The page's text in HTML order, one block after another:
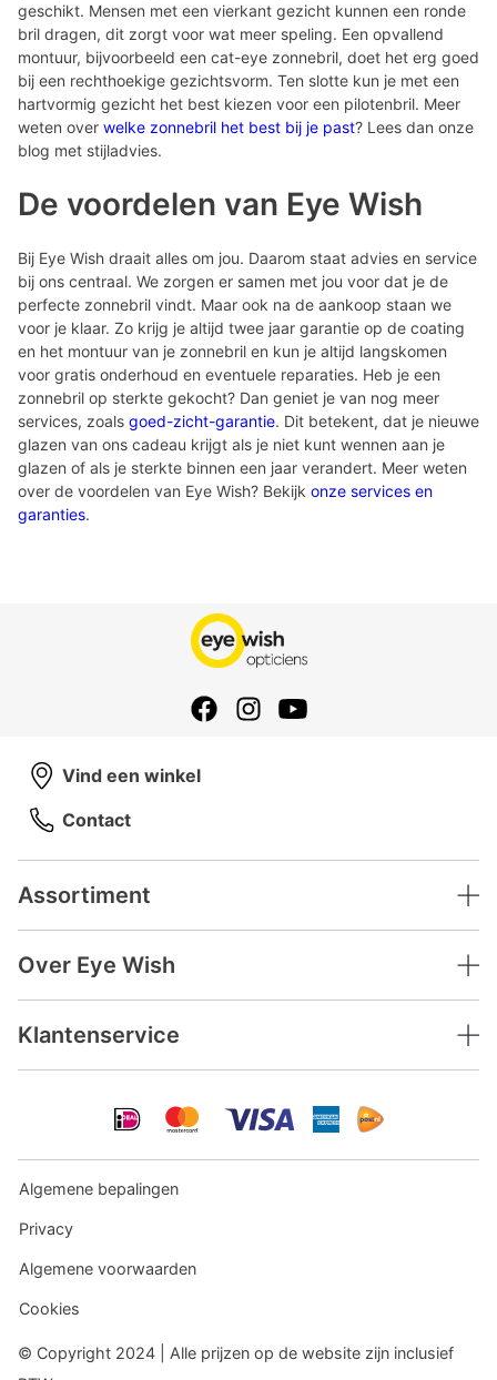
geschikt. Mensen met een vierkant gezicht kunnen een ronde
bril dragen, dit zorgt voor wat meer speling. Een opvallend
montuur, bijvoorbeeld een cat-eye zonnebril, doet het erg goed
bij een rechthoekige gezichtsvorm. Ten slotte kun je met een
hartvormig gezicht het best kiezen voor een pilotenbril. Meer
weten over welke zonnebril het best bij je past? Lees dan onze
blog met stijladvies.
De voordelen van Eye Wish
Bij Eye Wish draait alles om jou. Daarom staat advies en service
bij ons centraal. We zorgen er samen met jou voor dat je de
perfecte zonnebril vindt. Maar ook na de aankoop staan we
voor je klaar. Zo krijg je altijd twee jaar garantie op de coating
en het montuur van je zonnebril en kun je altijd langskomen
voor gratis onderhoud en eventuele reparaties. Heb je een
zonnebril op sterkte gekocht? Dan geniet je van nog meer
services, zoals goed-zicht-garantie. Dit betekent, dat je nieuwe
glazen van ons cadeau krijgt als je niet kunt wennen aan je
glazen of als je sterkte binnen een jaar verandert. Meer weten
over de voordelen van Eye Wish? Bekijk onze services en
garanties.
Assortiment
Over Eye Wish
Klantenservice
Vind een winkel
Contact
© Copyright 2024 | Alle prijzen op de website zijn inclusief
Algemene bepalingen
Privacy
Algemene voorwaarden
Cookies